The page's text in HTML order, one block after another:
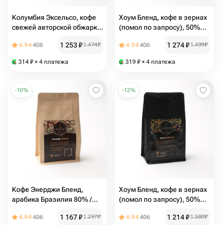
Колумбия Эксельсо, кофе
свежей авторской обжарки,
запросу), 100% арабика,
4.94406 1 253₽1 474₽
314 ₽ × 4 платежа
Хоум Бленд, кофе в зернах
(помол по запросу), 50%
250 гр
4.94406 1 274₽1 499₽
319 ₽ × 4 платежа
-10%
Кофе Энерджи Бленд,
арабика Бразилия 80% /
(помол по запросу)
4.94406 1 167₽1 297₽
-12%
Хоум Бленд, кофе в зернах
(помол по запросу), 50%
250 гр, помол по запросу
4.94406 1 214₽1 380₽